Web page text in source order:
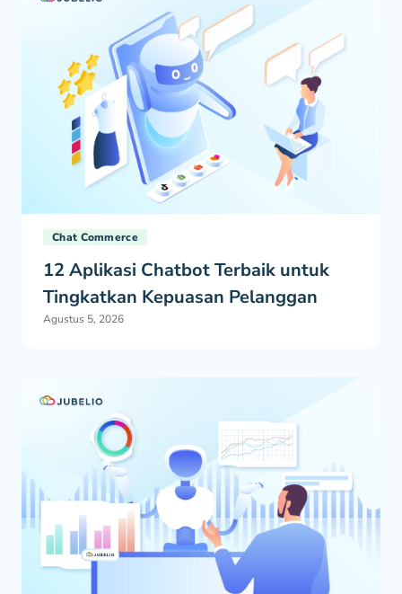
Chat Commerce
12 Aplikasi Chatbot Terbaik untuk
Tingkatkan Kepuasan Pelanggan
Agustus 5, 2026